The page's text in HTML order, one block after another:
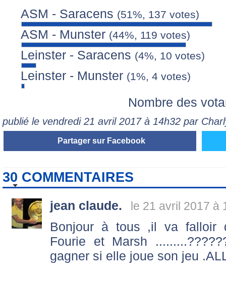
ASM - Saracens (51%, 137 votes)
ASM - Munster (44%, 119 votes)
Leinster - Saracens (4%, 10 votes)
Leinster - Munster (1%, 4 votes)
Nombre des
publié le vendredi 21 avril 2017 à 14h32 par
Partager sur Facebook
30 COMMENTAIRES
jean claude. le 21 avril 2017 à
Bonjour à tous ,il va falloir
Fourie et Marsh
gagner si elle joue son jeu